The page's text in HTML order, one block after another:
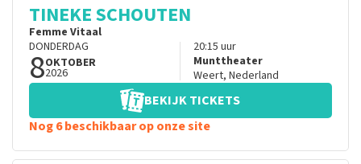
TINEKE SCHOUTEN
Femme Vitaal
DONDERDAG
8OKTOBER
2026
20:15 uur
Munttheater
Weert, Nederland
BEKIJK TICKETS
Nog 6 beschikbaar op onze site